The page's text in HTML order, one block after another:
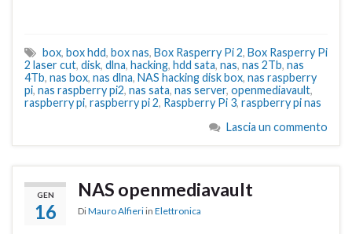
box, box hdd, box nas, Box Rasperry Pi 2, Box Rasperry Pi
2 laser cut, disk, dlna, hacking, hdd sata, nas, nas 2Tb, nas
4Tb, nas box, nas dlna, NAS hacking disk box, nas raspberry
pi, nas raspberry pi2, nas sata, nas server, openmediavault,
raspberry pi, raspberry pi 2, Raspberry Pi 3, raspberry pi nas
Lascia un commento
GEN
16
NAS openmediavault
DiMauro Alfieri in Elettronica